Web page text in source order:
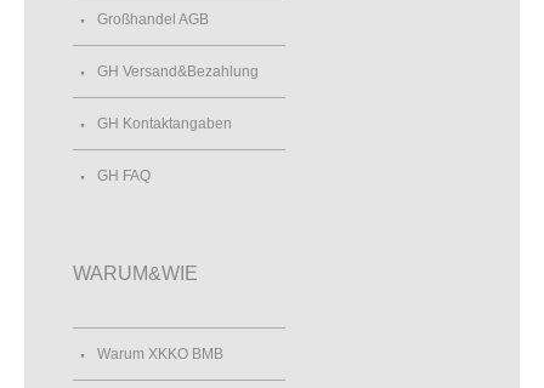
Großhandel AGB
GH Versand&Bezahlung
GH Kontaktangaben
GH FAQ
WARUM&WIE
Warum XKKO BMB